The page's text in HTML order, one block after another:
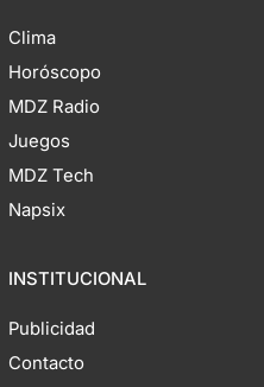
Clima
Horóscopo
MDZ Radio
Juegos
MDZ Tech
Napsix
INSTITUCIONAL
Publicidad
Contacto